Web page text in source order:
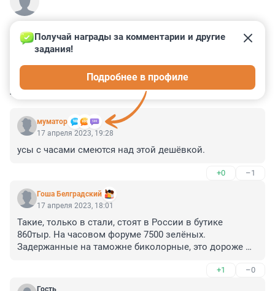
КОММЕНТАРИИ 28
муматор
Получай награды за комментарии и другие
задания!
Подробнее в профиле
17 апреля 2023, 19:28
усы с часами смеются над этой дешёвкой.
+0 –1
Гоша Белградский
17 апреля 2023, 18:01
Такие, только в стали, стоят в России в бутике
860тыр. На часовом форуме 7500 зелёных.
Задержанные на таможне биколорные, это дороже
Нафига он их вообще покупал? Он их через год ток за
+1 –0
Гость